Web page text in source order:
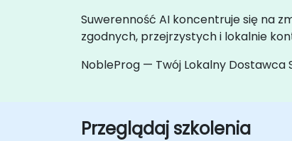
Suwerenność AI koncentruje się na
zgodnych, przejrzystych i lokalnie
NobleProg — Twój Lokalny Dostawca
Przeglądaj szkolenia